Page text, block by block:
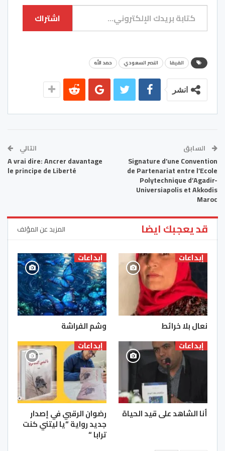
كتابة بريدك الإلكتروني...
اشتراك
الفيفا النصر السعودي حمد الله
انشر
السابق
Signature d’une Convention
de Partenariat entre l’Ecole
Polytechnique d’Agadir-
Universiapolis et Akkodis
Maroc
التالي
A vrai dire: Ancrer davantage
le principe de Liberté
قد يعجبك ايضا المزيد عن المؤلف
إبداعات
نعال بلا خرائط
إبداعات
وشم الفراشة
إبداعات
أنا الشاهد على قيد الحياة
إبداعات
رضوان الرقبي في إصدار
جديد رواية “يا ليتني كنت
ترابا “